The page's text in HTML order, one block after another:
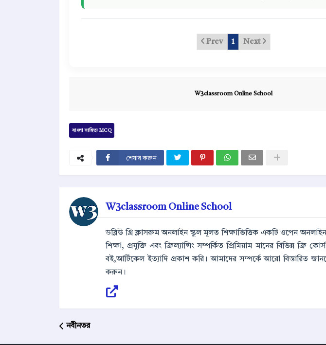
Prev 1 Next
W3classroom Online School
বাংলা সাহিত্য MCQ
শেয়ার করুন
W3classroom Online School
ডব্লিউ থ্রি ক্লাসরুম অনলাইন স্কুল মূলত শিক্ষাভিত্তিক একটি ওপেন
শিক্ষা, প্রযুক্তি এবং ফ্রিল্যান্সিং সম্পর্কিত প্রিমিয়াম মানের বিভিন্ন ফ্রি
বই,আর্টিকেল ইত্যাদি প্রকাশ করি। আমাদের সম্পর্কে আরো বিস্তারিত
করুন।
নবীনতর